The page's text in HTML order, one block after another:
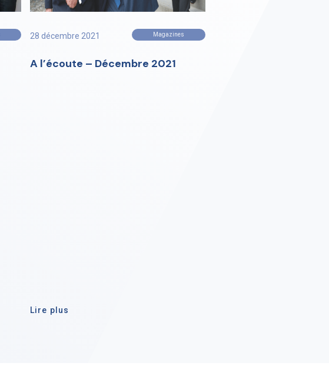
28 décembre 2021 Magazines
A l’écoute – Décembre 2021
Lire plus